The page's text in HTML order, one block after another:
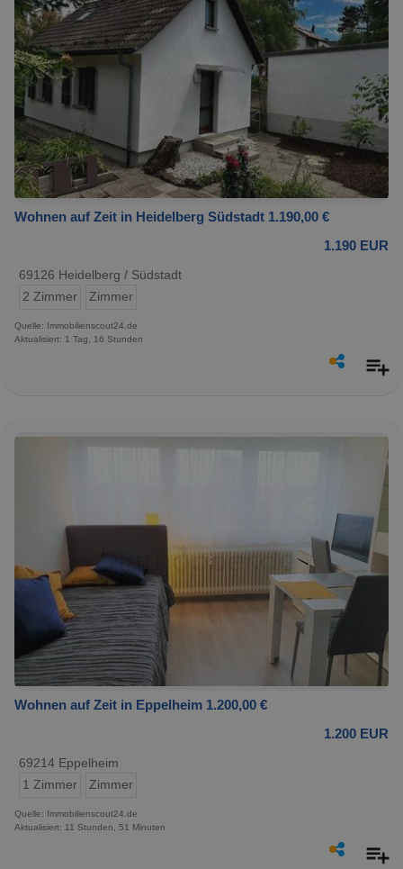
Wohnen auf Zeit in Heidelberg Südstadt 1.190,00 €
1.190 EUR
69126 Heidelberg / Südstadt
2 Zimmer
Zimmer
Quelle: Immobilienscout24.de
Aktualisiert: 1 Tag, 16 Stunden
Wohnen auf Zeit in Eppelheim 1.200,00 €
1.200 EUR
69214 Eppelheim
1 Zimmer
Zimmer
Quelle: Immobilienscout24.de
Aktualisiert: 11 Stunden, 51 Minuten